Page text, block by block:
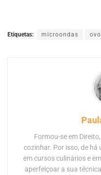
Etiquetas: microondas
Formou-se em
cozinhar. Por isso, de
em cursos culinários e
aperfeiçoar a sua